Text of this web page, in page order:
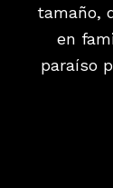
tamaño,
en
paraíso